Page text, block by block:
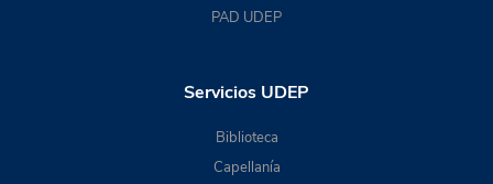
PAD UDEP
Servicios UDEP
Biblioteca
Capellanía